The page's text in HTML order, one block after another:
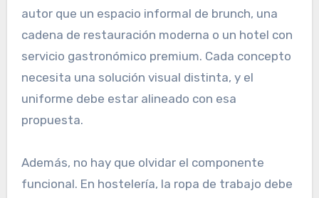
autor que un espacio informal de brunch, una
cadena de restauración moderna o un hotel con
servicio gastronómico premium. Cada concepto
necesita una solución visual distinta, y el
uniforme debe estar alineado con esa
propuesta.
Además, no hay que olvidar el componente
funcional. En hostelería, la ropa de trabajo debe